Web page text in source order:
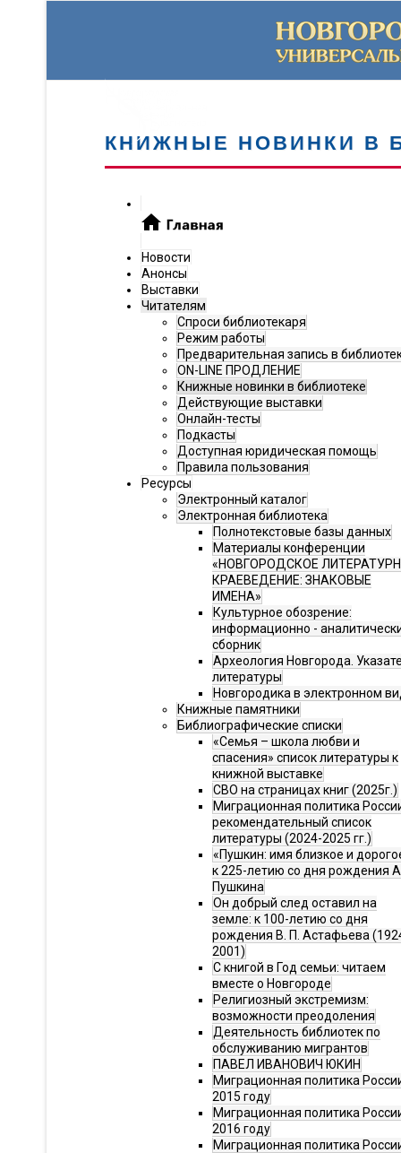
КНИЖНЫЕ НОВИНКИ В
Новости
Анонсы
Выставки
Читателям
Спроси библиотекаря
Режим работы
Предварительная запись в
ON-LINE ПРОДЛЕНИЕ
Книжные новинки в библиотеке
Действующие выставки
Онлайн-тесты
Подкасты
Доступная юридическая помощь
Правила пользования
Ресурсы
Электронный каталог
Электронная библиотека
Полнотекстовые базы данных
Материалы конференции
«НОВГОРОДСКОЕ
КРАЕВЕДЕНИЕ: ЗНАКОВЫЕ
ИМЕНА»
Культурное обозрение:
информационно -
сборник
Археология Новгорода.
литературы
Новгородика в электронном
Книжные памятники
Библиографические списки
«Семья – школа любви и
спасения» список литературы к
книжной выставке
СВО на страницах книг (2025г.)
Миграционная политика
рекомендательный список
литературы (2024-2025 гг.)
«Пушкин: имя близкое и
к 225-летию со дня рождения
Пушкина
Он добрый след оставил на
земле: к 100-летию со дня
рождения В. П. Астафьева
2001)
С книгой в Год семьи: читаем
вместе о Новгороде
Религиозный экстремизм:
возможности преодоления
Деятельность библиотек по
обслуживанию мигрантов
ПАВЕЛ ИВАНОВИЧ ЮКИН
Миграционная политика
2015 году
Миграционная политика
2016 году
Миграционная политика